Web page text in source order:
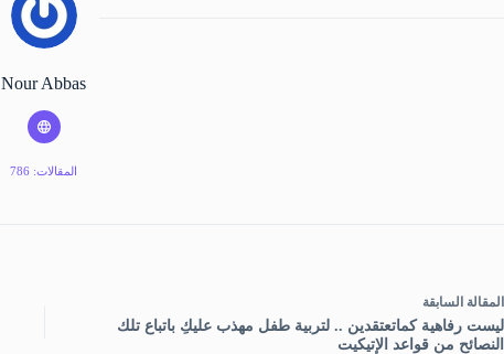
Nour Abbas
المقالات: 786
المقالة السابقة
ليست رفاهية كماتعتقدين .. لتربية طفل مهذب عليكِ باتباع تلك
النصائح من قواعد الإتيكيت